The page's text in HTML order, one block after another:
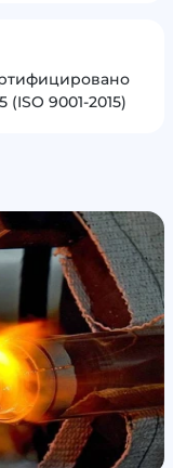
9001-2015)